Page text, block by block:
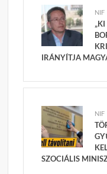
NIF
IRÁNYÍTJA
NIF
SZOCIÁLIS